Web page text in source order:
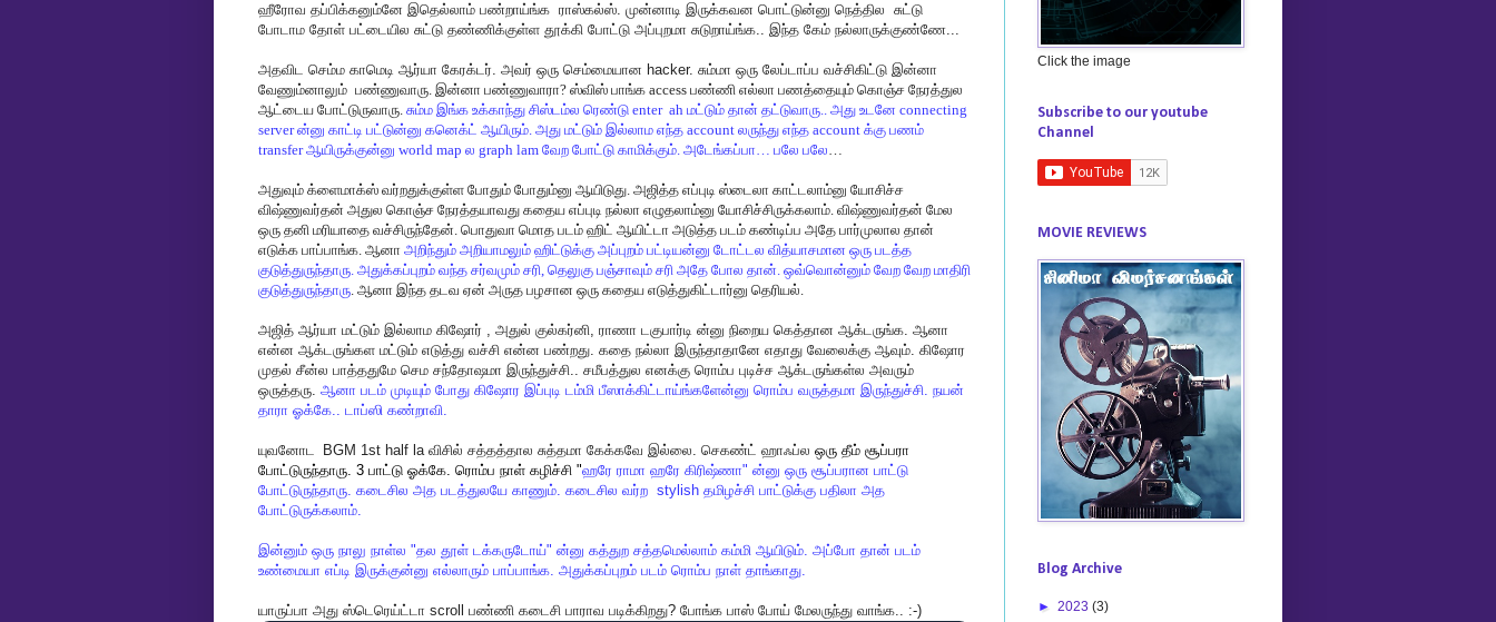
ஹீரோவ தப்பிக்கனும்னே இதெல்லாம் பண்றாய்ங்க ராஸ்கல்ஸ். முன்னாடி இருக்கவன பொட்டுன்னு நெத்தில சுட்டு
போடாம தோள் பட்டையில சுட்டு தண்ணிக்குள்ள தூக்கி போட்டு அப்புறமா சுடுறாய்ங்க.. இந்த கேம் நல்லாருக்குண்ணே...
அதவிட செம்ம காமெடி ஆர்யா கேரக்டர். அவர் ஒரு செம்மையான hacker. சும்மா ஒரு லேப்டாப்ப வச்சிகிட்டு இன்னா
வேணும்னாலும் பண்ணுவாரு. இன்னா பண்ணுவாரா? ஸ்விஸ் பாங்க access பண்ணி எல்லா பணத்தையும் கொஞ்ச நேரத்துல
ஆட்டைய போட்டுருவாரு. சும்ம இங்க உக்காந்து சிஸ்டம்ல ரெண்டு enter ah மட்டும் தான் தட்டுவாரு.. அது உடனே connecting
server ன்னு காட்டி பட்டுன்னு கனெக்ட் ஆயிரும். அது மட்டும் இல்லாம எந்த account லருந்து எந்த account க்கு பணம்
transfer ஆயிருக்குன்னு world map ல graph lam வேற போட்டு காமிக்கும். அடேங்கப்பா… பலே பலே…
அதுவும் க்ளைமாக்ஸ் வர்றதுக்குள்ள போதும் போதும்னு ஆயிடுது. அஜித்த எப்புடி ஸ்டைலா காட்டலாம்னு யோசிச்ச
விஷ்ணுவர்தன் அதுல கொஞ்ச நேரத்தயாவது கதைய எப்புடி நல்லா எழுதலாம்னு யோசிச்சிருக்கலாம். விஷ்ணுவர்தன் மேல
ஒரு தனி மரியாதை வச்சிருந்தேன். பொதுவா மொத படம் ஹிட் ஆயிட்டா அடுத்த படம் கண்டிப்ப அதே பார்முலால தான்
எடுக்க பாப்பாங்க. ஆனா அறிந்தும் அறியாமலும் ஹிட்டுக்கு அப்புறம் பட்டியன்னு டோட்டல வித்யாசமான ஒரு படத்த
குடுத்துருந்தாரு. அதுக்கப்புறம் வந்த சர்வமும் சரி, தெலுகு பஞ்சாவும் சரி அதே போல தான். ஒவ்வொன்னும் வேற வேற மாதிரி
குடுத்துருந்தாரு. ஆனா இந்த தடவ ஏன் அருத பழசான ஒரு கதைய எடுத்துகிட்டார்னு தெரியல்.
அஜித் ஆர்யா மட்டும் இல்லாம கிஷோர் , அதுல் குல்கர்னி, ராணா டகுபார்டி ன்னு நிறைய கெத்தான ஆக்டருங்க. ஆனா
என்ன ஆக்டருங்கள மட்டும் எடுத்து வச்சி என்ன பண்றது. கதை நல்லா இருந்தாதானே எதாது வேலைக்கு ஆவும். கிஷோர
முதல் சீன்ல பாத்ததுமே செம சந்தோஷமா இருந்துச்சி.. சமீபத்துல எனக்கு ரொம்ப புடிச்ச ஆக்டருங்கள்ல அவரும்
ஒருத்தரு. ஆனா படம் முடியும் போது கிஷோர இப்புடி டம்மி பீஸாக்கிட்டாய்ங்களேன்னு ரொம்ப வருத்தமா இருந்துச்சி. நயன்
தாரா ஓக்கே.. டாப்ஸி கண்றாவி.
யுவனோட BGM 1st half la விசில் சத்தத்தால சுத்தமா கேக்கவே இல்லை. செகண்ட் ஹாஃப்ல ஒரு தீம் சூப்பரா
போட்டுருந்தாரு. 3 பாட்டு ஓக்கே. ரொம்ப நாள் கழிச்சி "ஹரே ராமா ஹரே கிரிஷ்ணா" ன்னு ஒரு சூப்பரான பாட்டு
போட்டுருந்தாரு. கடைசில அத படத்துலயே காணும். கடைசில வர்ற stylish தமிழச்சி பாட்டுக்கு பதிலா அத
போட்டுருக்கலாம்.
இன்னும் ஒரு நாலு நாள்ல "தல தூள் டக்கருடோய்" ன்னு கத்துற சத்தமெல்லாம் கம்மி ஆயிடும். அப்போ தான் படம்
உண்மையா எப்டி இருக்குன்னு எல்லாரும் பாப்பாங்க. அதுக்கப்புறம் படம் ரொம்ப நாள் தாங்காது.
யாருப்பா அது ஸ்டெரெய்ட்டா scroll பண்ணி கடைசி பாராவ படிக்கிறது? போங்க பாஸ் போய் மேலருந்து வாங்க.. :-)
Click the image
Subscribe to our youtube
Channel
MOVIE REVIEWS
Blog Archive
► 2023 (3)